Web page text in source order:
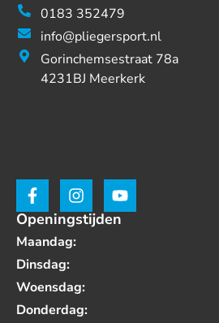
0183 352479
info@pliegersport.nl
Gorinchemsestraat 78a
4231BJ Meerkerk
Openingstijden
Maandag:
Dinsdag:
Woensdag:
Donderdag: